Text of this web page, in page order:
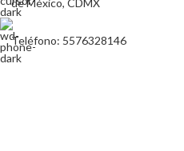
de México, CDMX
Teléfono: 5576328146